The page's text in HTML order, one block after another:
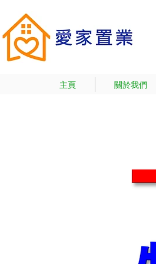
主頁 關於我們